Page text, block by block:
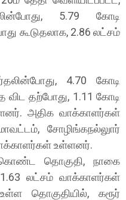
5.79 கோடி
கூடுதலாக, 2.86 லட்சம்
4.70 கோடி
தற்போது, 1.11 கோடி
அதிக வாக்காளர்கள்
சோழிங்கநல்லுார்
உள்ளனர்.
தொகுதி, நாகை
லட்சம் வாக்காளர்கள்
தொகுதியில், கரூர்